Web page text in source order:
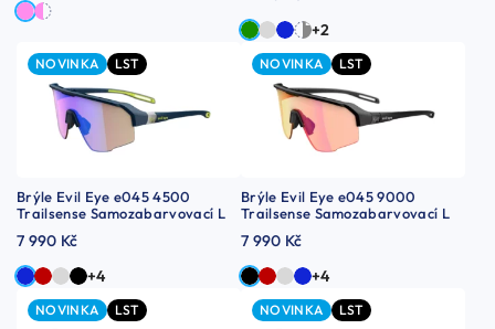
+2
NOVINKA LST
Brýle Evil Eye e045 4500
Trailsense Samozabarvovací L
7 990 Kč
+4
NOVINKA LST
Brýle Evil Eye e045 9000
Trailsense Samozabarvovací L
7 990 Kč
+4
NOVINKA LST NOVINKA LST